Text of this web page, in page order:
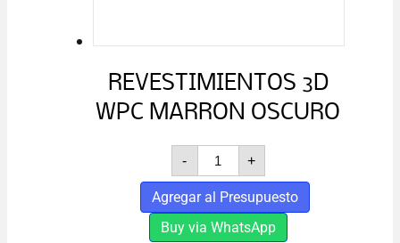
REVESTIMIENTOS 3D
WPC MARRON OSCURO
-
REVESTIMIENTOS
3D
WPC
MARRON
OSCURO
cantidad
+
Agregar al Presupuesto
Buy via WhatsApp